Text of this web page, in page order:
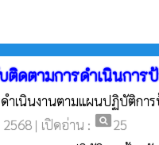
ติดตามการดำเนินกา
ดำเนินงานตามแผนปฏิบัติก
| เปิดอ่าน : pageview25